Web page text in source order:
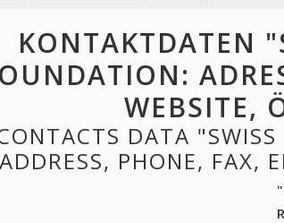
KONTAKTDATEN
WEBSITE,
DATA
ADDRESS, PHONE, FAX,